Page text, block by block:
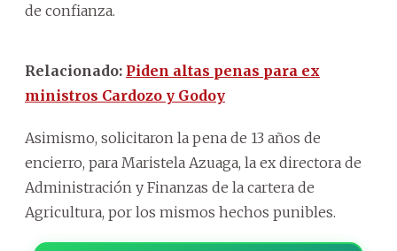
de confianza.
Relacionado: Piden altas penas para ex
ministros Cardozo y Godoy
Asimismo, solicitaron la pena de 13 años de
encierro, para Maristela Azuaga, la ex directora de
Administración y Finanzas de la cartera de
Agricultura, por los mismos hechos punibles.